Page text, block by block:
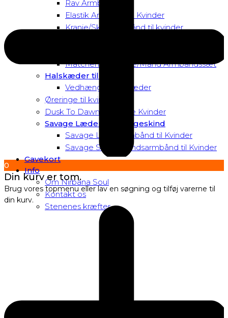
Rav Armbånd
Elastik Armbånd til Kvinder
Kranie/Skull Armbånd til kvinder
Matchende Kvinde/Mand Armbåndssæt
Halskæder til Kvinder
Vedhæng til halskæder
Øreringe til kvinder
Dusk To Dawn Exclusive Kvinder
Savage Læder og Slangeskind
Savage Læderarmbånd til Kvinder
Savage Slangeskindsarmbånd til Kvinder
Gavekort
Info
Om Nirbana Soul
Kontakt os
Stenenes kræfter
0
Din kurv er tom.
Brug vores topmenu eller lav en søgning og tilføj varerne til
din kurv.